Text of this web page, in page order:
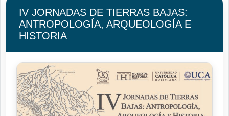
IV JORNADAS DE TIERRAS BAJAS:
ANTROPOLOGÍA, ARQUEOLOGÍA E
HISTORIA